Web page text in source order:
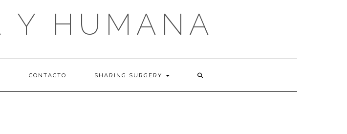
Y HUMANA
CONTACTO SHARING SURGERY